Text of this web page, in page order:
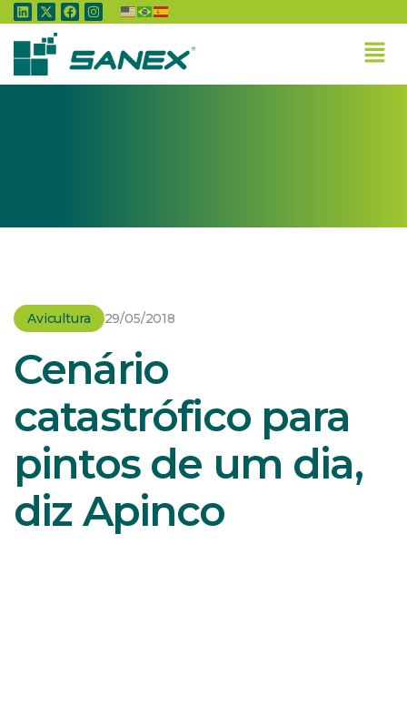
Home » Avicultura »
Cenário catastrófico para pintos de um dia, diz Apinco
Avicultura 29/05/2018
Cenário
catastrófico para
pintos de um dia,
diz Apinco